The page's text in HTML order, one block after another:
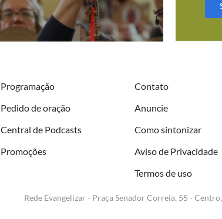
Programação
Pedido de oração
Central de Podcasts
Promoções
Contato
Anuncie
Como sintonizar
Aviso de Privacidade
Termos de uso
Rede Evangelizar - Praça Senador Correia, 55 -